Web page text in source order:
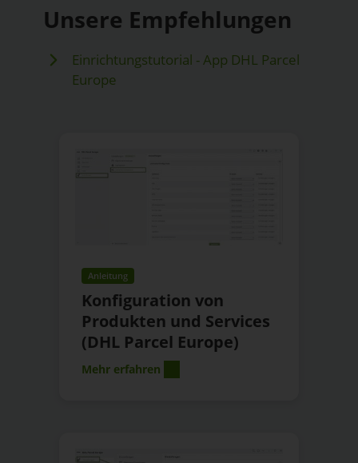
Unsere Empfehlungen
Einrichtungstutorial - App DHL Parcel
Europe
Anleitung
Konfiguration von
Produkten und Services
(DHL Parcel Europe)
Mehr erfahren